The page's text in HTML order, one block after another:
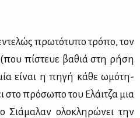
πρω­τό­τυ­πο τρό­πο, τον
(που πί­στευε βα­θιά στη ρή­ση
εί­ναι η πη­γή κά­θε ωμό­τη­
στο πρό­σω­πο του Ελάι­τζα μια
Σιά­μα­λαν ολο­κλη­ρώ­νει την